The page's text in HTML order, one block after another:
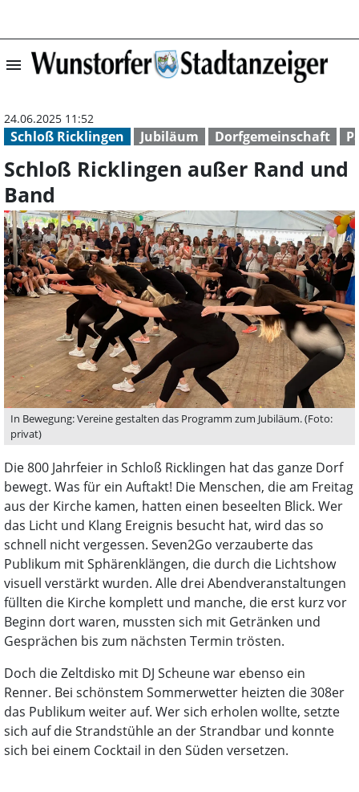
menu Schloß
Schloß Ricklingen Jubiläum Dorfgemeinschaft
24.06.2025 11:52
Schloß Ricklingen außer Rand und
Band
In Bewegung: Vereine gestalten das Programm zum Jubiläum. (Foto:
privat)
Die 800 Jahrfeier in Schloß Ricklingen hat das ganze Dorf
bewegt. Was für ein Auftakt! Die Menschen, die am Freitag
aus der Kirche kamen, hatten einen beseelten Blick. Wer
das Licht und Klang Ereignis besucht hat, wird das so
schnell nicht vergessen. Seven2Go verzauberte das
Publikum mit Sphärenklängen, die durch die Lichtshow
visuell verstärkt wurden. Alle drei Abendveranstaltungen
füllten die Kirche komplett und manche, die erst kurz vor
Beginn dort waren, mussten sich mit Getränken und
Gesprächen bis zum nächsten Termin trösten.
Doch die Zeltdisko mit DJ Scheune war ebenso ein
Renner. Bei schönstem Sommerwetter heizten die 308er
das Publikum weiter auf. Wer sich erholen wollte, setzte
sich auf die Strandstühle an der Strandbar und konnte
sich bei einem Cocktail in den Süden versetzen.